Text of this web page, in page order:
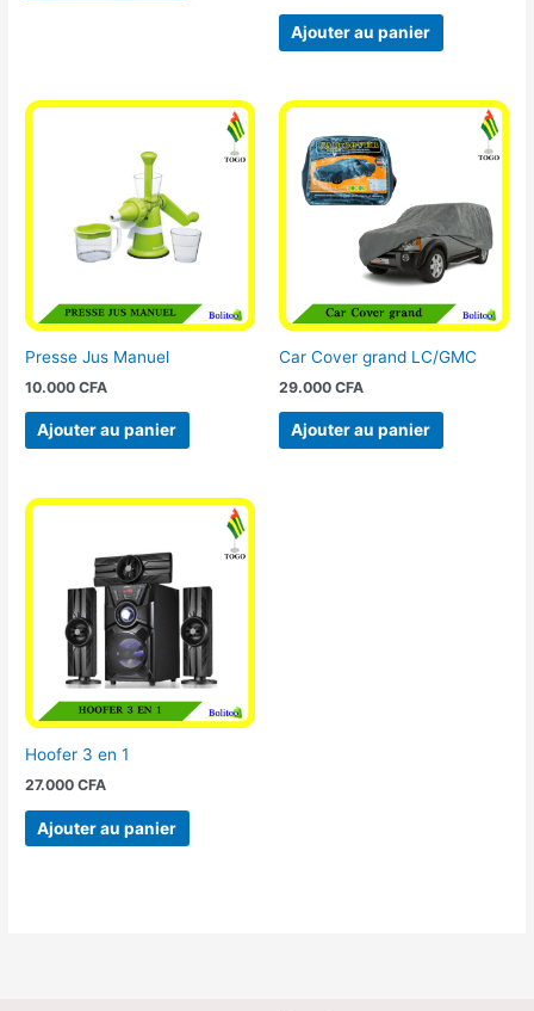
Ajouter au panier
Presse Jus Manuel
10.000CFA
Ajouter au panier
Car Cover grand LC/GMC
29.000 CFA
Ajouter au panier
Hoofer 3 en 1
27.000CFA
Ajouter au panier